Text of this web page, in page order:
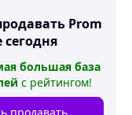
Prom
сегодня
большая база
с рейтингом!